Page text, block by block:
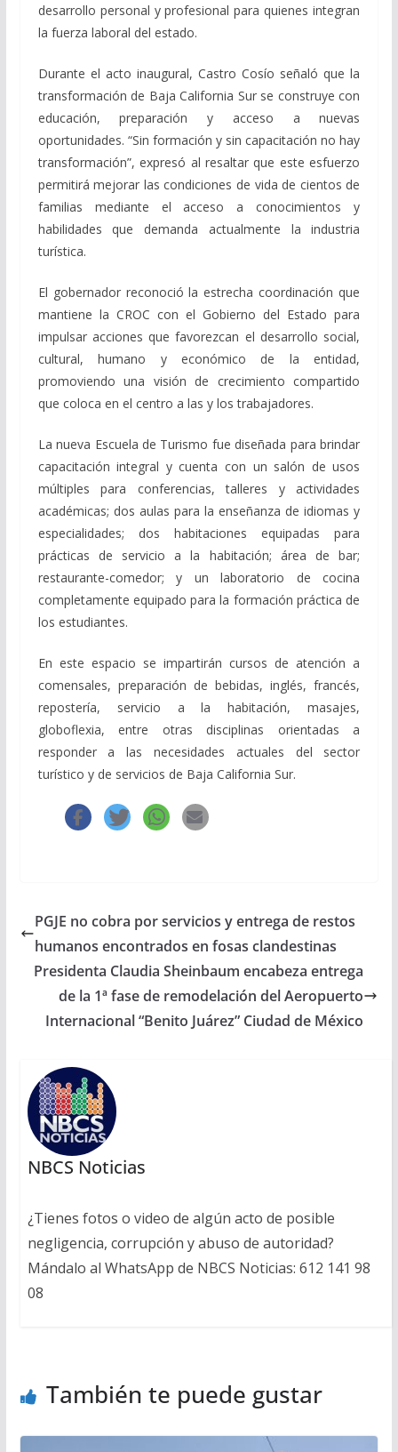
desarrollo personal y profesional para quienes integran
la fuerza laboral del estado.
Durante el acto inaugural, Castro Cosío señaló que la
transformación de Baja California Sur se construye con
educación, preparación y acceso a nuevas
oportunidades. “Sin formación y sin capacitación no hay
transformación”, expresó al resaltar que este esfuerzo
permitirá mejorar las condiciones de vida de cientos de
familias mediante el acceso a conocimientos y
habilidades que demanda actualmente la industria
turística.
El gobernador reconoció la estrecha coordinación que
mantiene la CROC con el Gobierno del Estado para
impulsar acciones que favorezcan el desarrollo social,
cultural, humano y económico de la entidad,
promoviendo una visión de crecimiento compartido
que coloca en el centro a las y los trabajadores.
La nueva Escuela de Turismo fue diseñada para brindar
capacitación integral y cuenta con un salón de usos
múltiples para conferencias, talleres y actividades
académicas; dos aulas para la enseñanza de idiomas y
especialidades; dos habitaciones equipadas para
prácticas de servicio a la habitación; área de bar;
restaurante-comedor; y un laboratorio de cocina
completamente equipado para la formación práctica de
los estudiantes.
En este espacio se impartirán cursos de atención a
comensales, preparación de bebidas, inglés, francés,
repostería, servicio a la habitación, masajes,
globoflexia, entre otras disciplinas orientadas a
responder a las necesidades actuales del sector
turístico y de servicios de Baja California Sur.
PGJE no cobra por servicios y entrega de restos
humanos encontrados en fosas clandestinas
Presidenta Claudia Sheinbaum encabeza entrega
de la 1ª fase de remodelación del Aeropuerto
Internacional “Benito Juárez” Ciudad de México
NBCS Noticias
¿Tienes fotos o video de algún acto de posible
negligencia, corrupción y abuso de autoridad?
Mándalo al WhatsApp de NBCS Noticias: 612 141 98
08
También te puede gustar